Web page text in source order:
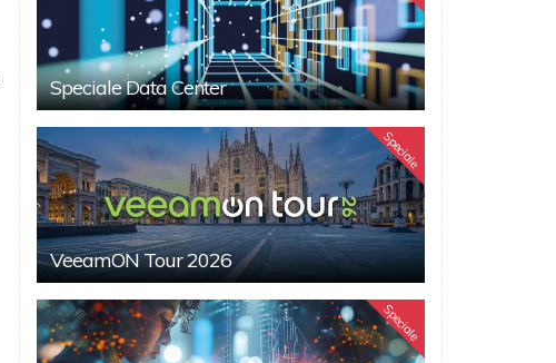
Speciale Data Center
Speciale
VeeamON Tour 2026
Speciale